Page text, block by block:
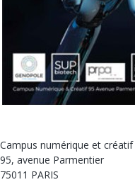
Campus numérique et
95, avenue Parmentier
75011 PARIS